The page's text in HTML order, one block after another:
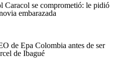
Caracol se comprometió: le pidió
embarazada
de Epa Colombia antes de ser
de Ibagué